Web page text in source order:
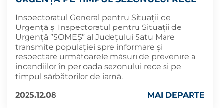
Inspectoratul General pentru Situații de
Urgență și Inspectoratul pentru Situații de
Urgență ”SOMEȘ” al Județului Satu Mare
transmite populației spre informare și
respectare următoarele măsuri de prevenire a
incendiilor în perioada sezonului rece și pe
timpul sărbătorilor de iarnă.
2025.12.08
MAI DEPARTE